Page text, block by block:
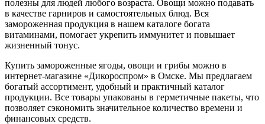
полезны для людей любого возраста. Овощи можно подавать
в качестве гарниров и самостоятельных блюд. Вся
замороженная продукция в нашем каталоге богата
витаминами, помогает укрепить иммунитет и повышает
жизненный тонус.
Купить замороженные ягоды, овощи и грибы можно в
интернет-магазине «Дикороспром» в Омске. Мы предлагаем
богатый ассортимент, удобный и практичный каталог
продукции. Все товары упакованы в герметичные пакеты, что
позволяет сэкономить значительное количество времени и
финансовых средств.